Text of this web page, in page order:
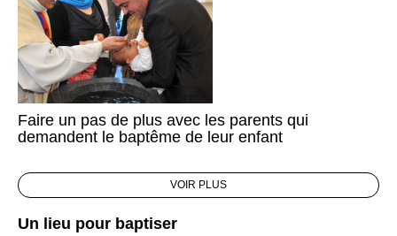
Faire un pas de plus avec les parents qui
demandent le baptême de leur enfant
VOIR PLUS
Un lieu pour baptiser